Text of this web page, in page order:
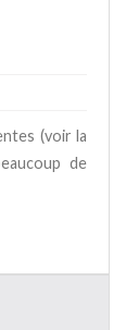
(voir la
de